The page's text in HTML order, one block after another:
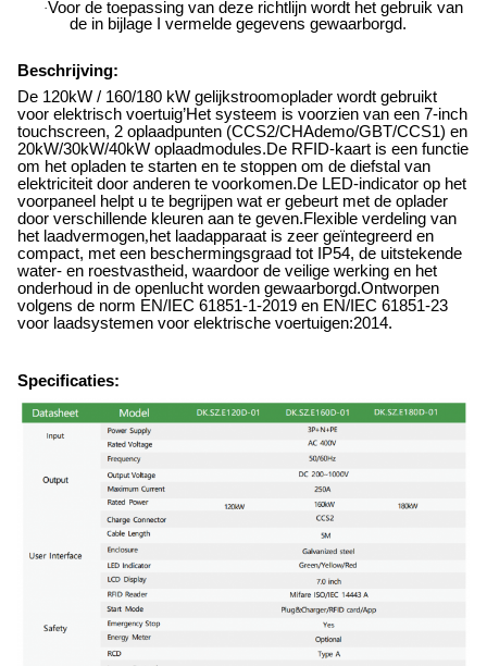
·Voor de toepassing van deze richtlijn wordt het gebruik van
de in bijlage I vermelde gegevens gewaarborgd.
Beschrijving:
De 120kW / 160/180 kW gelijkstroomoplader wordt gebruikt
voor elektrisch voertuig’Het systeem is voorzien van een 7-inch
touchscreen, 2 oplaadpunten (CCS2/CHAdemo/GBT/CCS1) en
20kW/30kW/40kW oplaadmodules.De RFID-kaart is een functie
om het opladen te starten en te stoppen om de diefstal van
elektriciteit door anderen te voorkomen.De LED-indicator op het
voorpaneel helpt u te begrijpen wat er gebeurt met de oplader
door verschillende kleuren aan te geven.Flexible verdeling van
het laadvermogen,het laadapparaat is zeer geïntegreerd en
compact, met een beschermingsgraad tot IP54, de uitstekende
water- en roestvastheid, waardoor de veilige werking en het
onderhoud in de openlucht worden gewaarborgd.Ontworpen
volgens de norm EN/IEC 61851-1-2019 en EN/IEC 61851-23
voor laadsystemen voor elektrische voertuigen:2014.
Specificaties: